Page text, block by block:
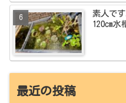
素人で
120cm
最近の投稿